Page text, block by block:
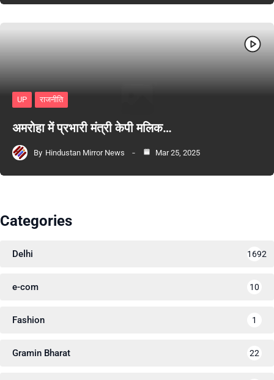
UP राजनीति
अमरोहा में प्रभारी मंत्री केपी मलिक…
By Hindustan Mirror News Mar 25, 2025
Categories
Delhi 1692
e-com 10
Fashion 1
Gramin Bharat 22